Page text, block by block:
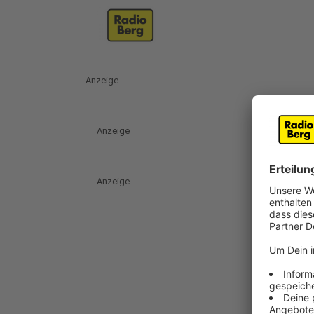
Anzeige
Anzeige
Anzeige